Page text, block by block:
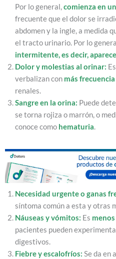
Por lo general,comienza en
frecuente que el dolor se
abdomen y la ingle, a medida
el tracto urinario. Por lo
intermitente, es decir,
Dolor y molestias al orinar:
verbalizan con más frecuencia
renales.
Sangre en la orina: Puede
se torna rojiza o marrón, o
conoce como hematuria.
Necesidad urgente o ganas
síntoma común a esta y otras
Náuseas y vómitos: Es
pacientes pueden
digestivos.
Fiebre y escalofríos: Se da en